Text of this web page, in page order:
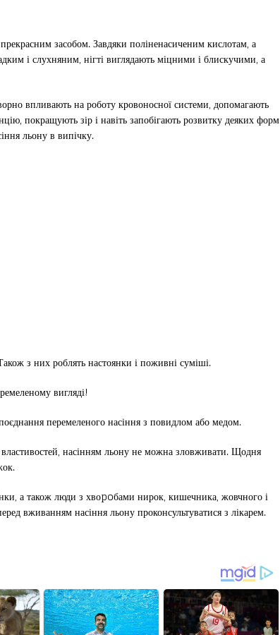
засобом. Завдяки поліненасиченим кислотам, а
і слухняним, нігті виглядають міцними і блискучими, а
впливають на роботу кровоносної системи, допомагають
покращують зір і навіть запобігають розвитку деяких форм
льону в випічку.
з них роблять настоянки і поживні суміші.
вигляді!
перемеленого насіння з повидлом або медом.
насінням льону не можна зловживати. Щодня
а також люди з хвоpoбами нирок, кишечника, жовчного і
вживанням насіння льону проконсультуватися з лікарем.